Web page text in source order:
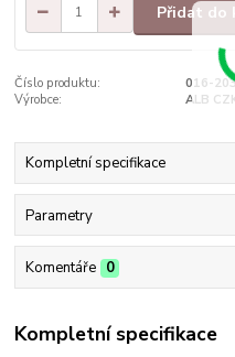
Přidat do
Číslo produktu:
016-
Výrobce:
ALB
Kompletní specifikace
Parametry
Komentáře 0
Kompletní specifikace